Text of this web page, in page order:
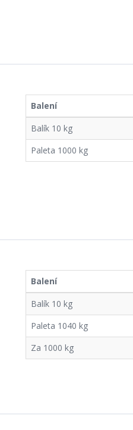
Balení
Balík 10 kg
Paleta 1000 kg
Balení
Balík 10 kg
Paleta 1040 kg
Za 1000 kg